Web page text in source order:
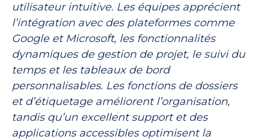
utilisateur intuitive. Les équipes apprécient
l’intégration avec des plateformes comme
Google et Microsoft, les fonctionnalités
dynamiques de gestion de projet, le suivi du
temps et les tableaux de bord
personnalisables. Les fonctions de dossiers
et d’étiquetage améliorent l’organisation,
tandis qu’un excellent support et des
applications accessibles optimisent la